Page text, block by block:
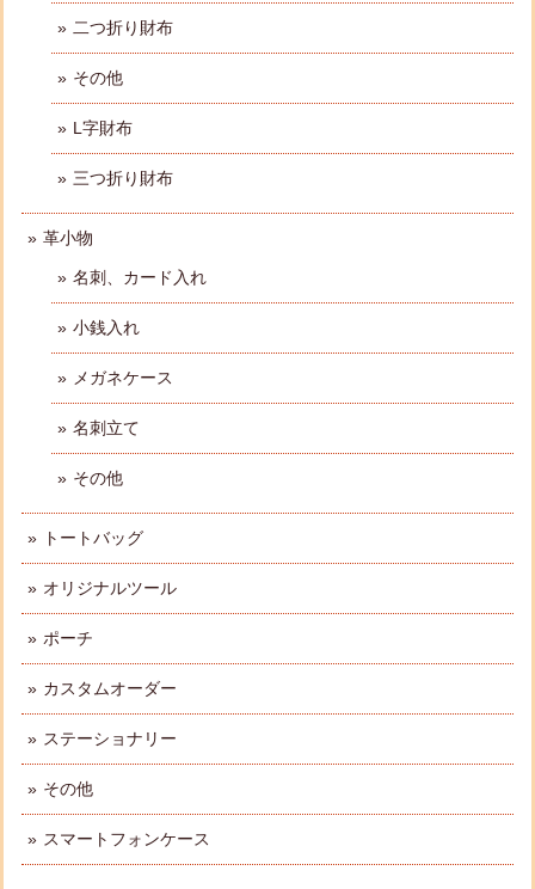
二つ折り財布
その他
L字財布
三つ折り財布
革小物
名刺、カード入れ
小銭入れ
メガネケース
名刺立て
その他
トートバッグ
オリジナルツール
ポーチ
カスタムオーダー
ステーショナリー
その他
スマートフォンケース